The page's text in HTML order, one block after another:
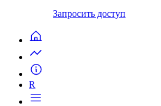
Запросить доступ
R